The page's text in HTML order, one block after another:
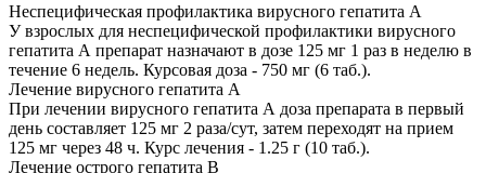
Неспецифическая профилактика вирусного гепатита А
У взрослых для неспецифической профилактики вирусного
гепатита А препарат назначают в дозе 125 мг 1 раз в неделю в
течение 6 недель. Курсовая доза - 750 мг (6 таб.).
Лечение вирусного гепатита А
При лечении вирусного гепатита А доза препарата в первый
день составляет 125 мг 2 раза/сут, затем переходят на прием
125 мг через 48 ч. Курс лечения - 1.25 г (10 таб.).
Лечение острого гепатита B